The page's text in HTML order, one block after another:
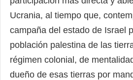
Ucrania, al tiempo que,
campaña del estado de Israel
población palestina de las
régimen colonial, de
dueño de esas tierras por